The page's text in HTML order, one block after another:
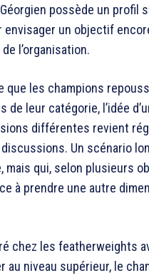
possède un profil
envisager un objectif
de l’organisation.
que les champions
de leur catégorie, l’idée
différentes revient
Un scénario
mais qui, selon plusieurs
à prendre une autre
chez les featherweights
au niveau supérieur, le